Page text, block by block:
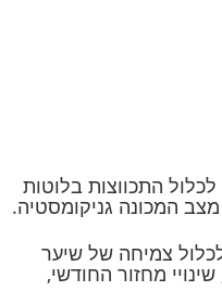
התכווצות בלוטות
המכונה גניקומסטיה.
צמיחה של שיער
מחזור החודשי,